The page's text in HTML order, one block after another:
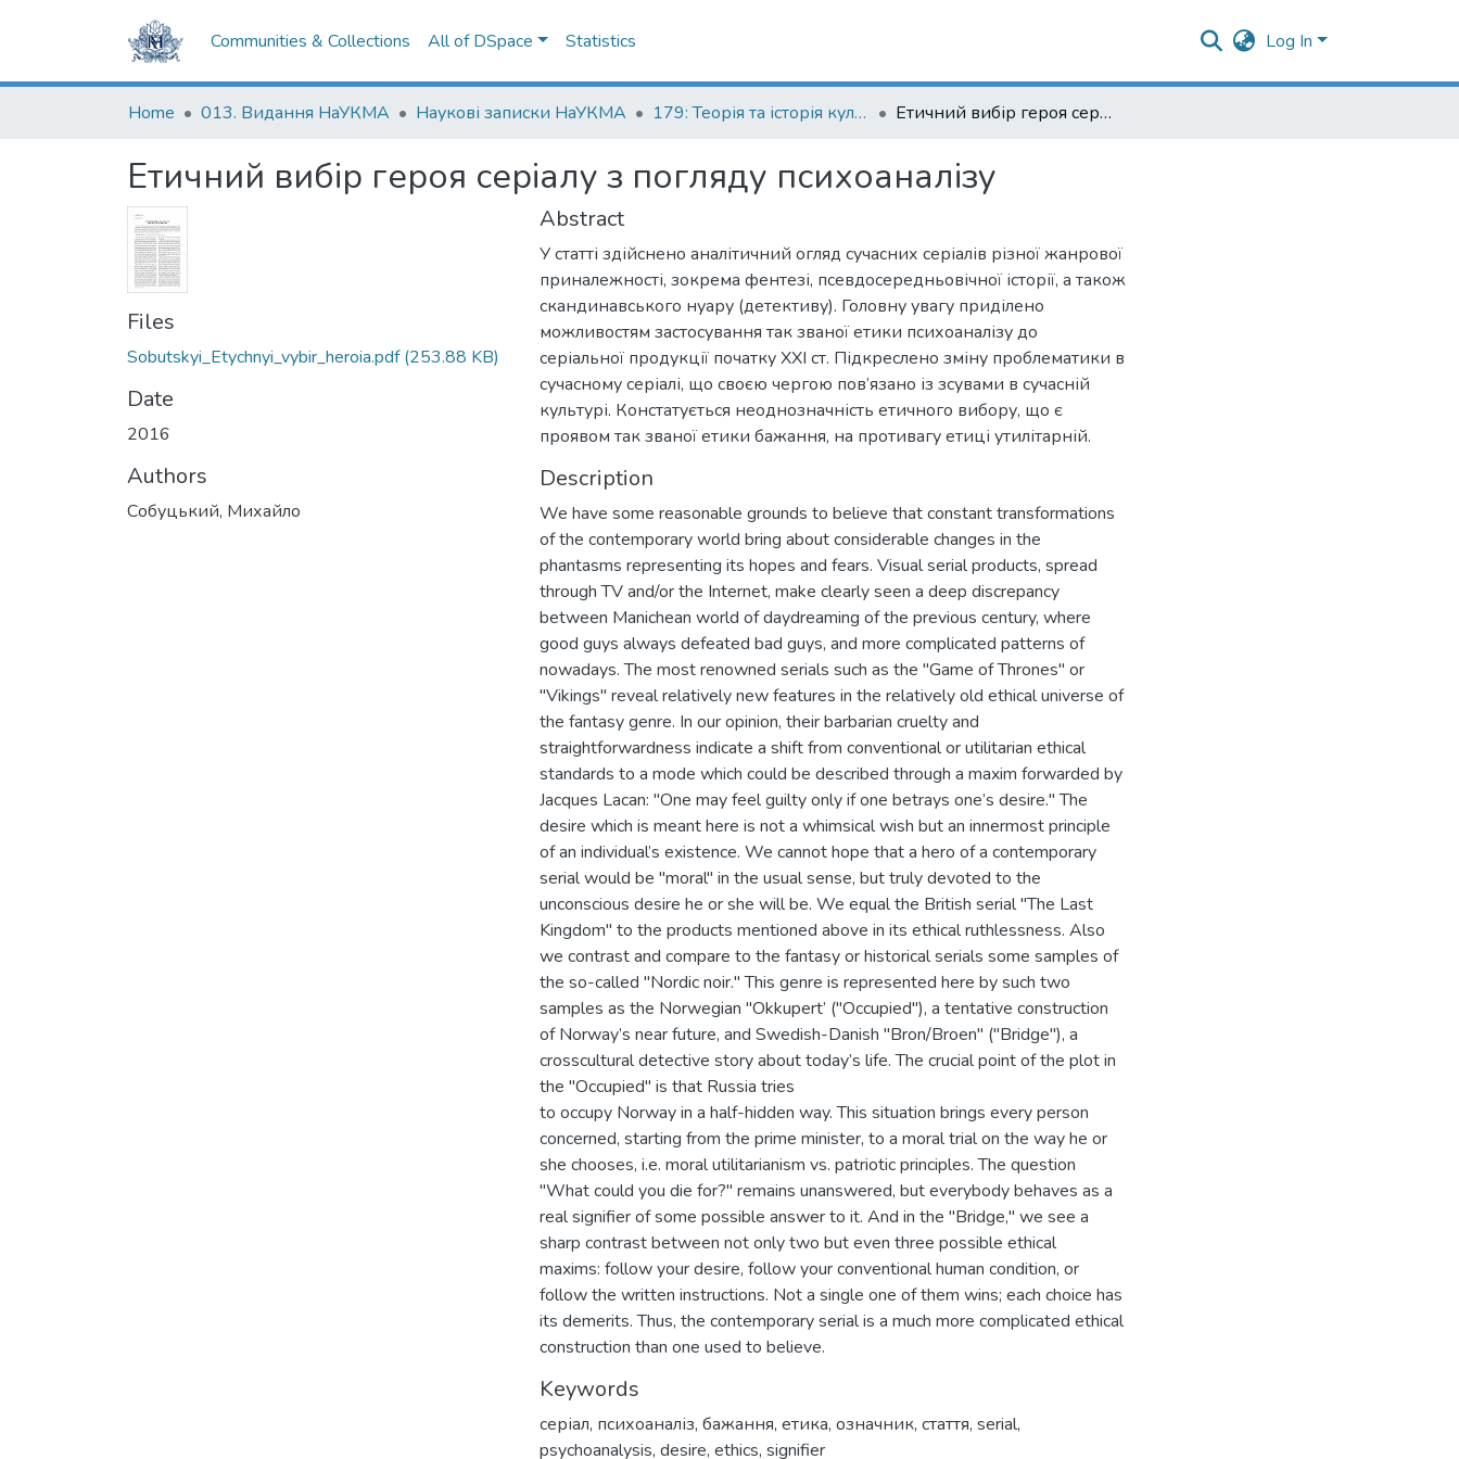
Communities & Collections All of DSpace Statistics Log In
Home 013. Видання НаУКМА Наукові записки НаУКМА 179: Теорія та історія культури Етичний вибір героя серіалу з погляду психоаналізу
Етичний вибір героя серіалу з погляду психоаналізу
Files
Sobutskyi_Etychnyi_vybir_heroia.pdf(253.88 KB)
Date
2016
Authors
Собуцький, Михайло
Abstract
У статті здійснено аналітичний огляд сучасних серіалів різної жанрової
приналежності, зокрема фентезі, псевдосередньовічної історії, а також
скандинавського нуару (детективу). Головну увагу приділено
можливостям застосування так званої етики психоаналізу до
серіальної продукції початку ХХІ ст. Підкреслено зміну проблематики в
сучасному серіалі, що своєю чергою пов’язано із зсувами в сучасній
культурі. Констатується неоднозначність етичного вибору, що є
проявом так званої етики бажання, на противагу етиці утилітарній.
Description
We have some reasonable grounds to believe that constant transformations
of the contemporary world bring about considerable changes in the
phantasms representing its hopes and fears. Visual serial products, spread
through TV and/or the Internet, make clearly seen a deep discrepancy
between Manichean world of daydreaming of the previous century, where
good guys always defeated bad guys, and more complicated patterns of
nowadays. The most renowned serials such as the "Game of Thrones" or
"Vikings" reveal relatively new features in the relatively old ethical universe of
the fantasy genre. In our opinion, their barbarian cruelty and
straightforwardness indicate a shift from conventional or utilitarian ethical
standards to a mode which could be described through a maxim forwarded by
Jacques Lacan: "One may feel guilty only if one betrays one’s desire." The
desire which is meant here is not a whimsical wish but an innermost principle
of an individual’s existence. We cannot hope that a hero of a contemporary
serial would be "moral" in the usual sense, but truly devoted to the
unconscious desire he or she will be. We equal the British serial "The Last
Kingdom" to the products mentioned above in its ethical ruthlessness. Also
we contrast and compare to the fantasy or historical serials some samples of
the so-called "Nordic noir." This genre is represented here by such two
samples as the Norwegian "Okkupert’ ("Occupied"), a tentative construction
of Norway’s near future, and Swedish-Danish "Bron/Broen" ("Bridge"), a
crosscultural detective story about today’s life. The crucial point of the plot in
the "Occupied" is that Russia tries
to occupy Norway in a half-hidden way. This situation brings every person
concerned, starting from the prime minister, to a moral trial on the way he or
she chooses, i.e. moral utilitarianism vs. patriotic principles. The question
"What could you die for?" remains unanswered, but everybody behaves as a
real signifier of some possible answer to it. And in the "Bridge," we see a
sharp contrast between not only two but even three possible ethical
maxims: follow your desire, follow your conventional human condition, or
follow the written instructions. Not a single one of them wins; each choice has
its demerits. Thus, the contemporary serial is a much more complicated ethical
construction than one used to believe.
Keywords
серіал, психоаналіз, бажання, етика, означник, стаття, serial,
psychoanalysis, desire, ethics, signifier